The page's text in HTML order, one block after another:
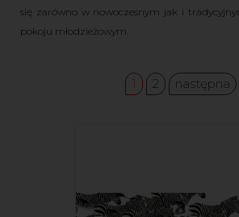
się zarówno w nowoczesnym jak i
pokoju młodzieżowym.
1 2 następna